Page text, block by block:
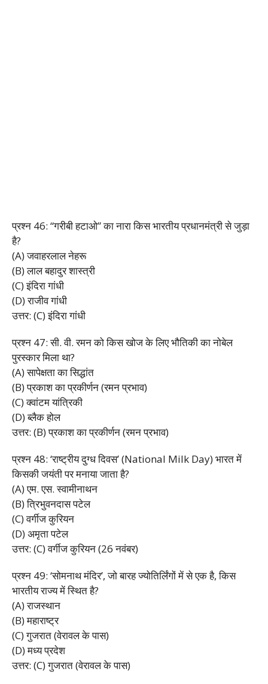
प्रश्न 46: “गरीबी हटाओ” का नारा किस भारतीय प्रधानमंत्री से जुड़ा
है?
(A) जवाहरलाल नेहरू
(B) लाल बहादुर शास्त्री
(C) इंदिरा गांधी
(D) राजीव गांधी
उत्तर: (C) इंदिरा गांधी
प्रश्न 47: सी. वी. रमन को किस खोज के लिए भौतिकी का नोबेल
पुरस्कार मिला था?
(A) सापेक्षता का सिद्धांत
(B) प्रकाश का प्रकीर्णन (रमन प्रभाव)
(C) क्वांटम यांत्रिकी
(D) ब्लैक होल
उत्तर: (B) प्रकाश का प्रकीर्णन (रमन प्रभाव)
प्रश्न 48: ‘राष्ट्रीय दुग्ध दिवस’ (National Milk Day) भारत में
किसकी जयंती पर मनाया जाता है?
(A) एम. एस. स्वामीनाथन
(B) त्रिभुवनदास पटेल
(C) वर्गीज कुरियन
(D) अमृता पटेल
उत्तर: (C) वर्गीज कुरियन (26 नवंबर)
प्रश्न 49: ‘सोमनाथ मंदिर’, जो बारह ज्योतिर्लिंगों में से एक है, किस
भारतीय राज्य में स्थित है?
(A) राजस्थान
(B) महाराष्ट्र
(C) गुजरात (वेरावल के पास)
(D) मध्य प्रदेश
उत्तर: (C) गुजरात (वेरावल के पास)